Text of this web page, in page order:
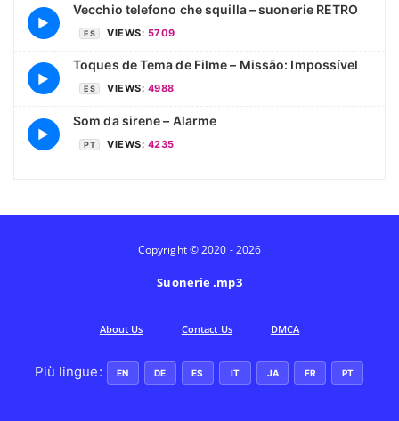
▶
Vecchio telefono che squilla – suonerie RETRO
ES VIEWS: 5709
▶
Toques de Tema de Filme – Missão: Impossível
ES VIEWS: 4988
▶
Som da sirene – Alarme
PT VIEWS: 4235
Copyright © 2020 - 2026
Suonerie .mp3
Аbout Us Contact Us DMCA
Più lingue: EN DE ES IT JA FR PT